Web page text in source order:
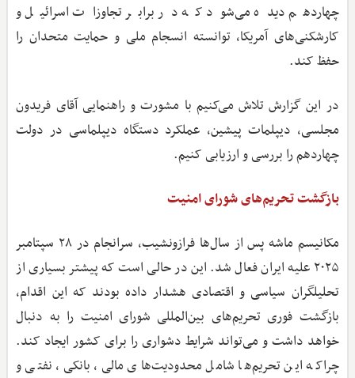
چهاردهم دیده می‌شود که در برابر تجاوزات اسرائیل و
کارشکنی‌های آمریکا، توانسته انسجام ملی و حمایت متحدان را
حفظ کند.
در این گزارش تلاش می‌کنیم با مشورت و راهنمایی آقای فریدون
مجلسی، دیپلمات پیشین، عملکرد دستگاه دیپلماسی در دولت
چهاردهم را بررسی و ارزیابی کنیم.
بازگشت تحریم‌های شورای امنیت
مکانیسم ماشه پس از سال‌ها فرازونشیب، سرانجام در ۲۸ سپتامبر
۲۰۲۵ علیه ایران فعال شد. این در حالی است که پیشتر بسیاری از
تحلیلگران سیاسی و اقتصادی هشدار داده بودند که این اقدام،
بازگشت فوری تحریم‌های بین‌المللی شورای امنیت را به دنبال
خواهد داشت و می‌تواند شرایط دشواری را برای کشور ایجاد کند.
چراکه این تحریم‌ها شامل محدودیت‌های مالی، بانکی، نفتی و